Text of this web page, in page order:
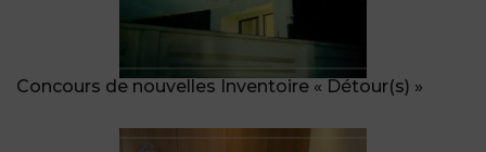
Concours de nouvelles Inventoire « Détour(s) »